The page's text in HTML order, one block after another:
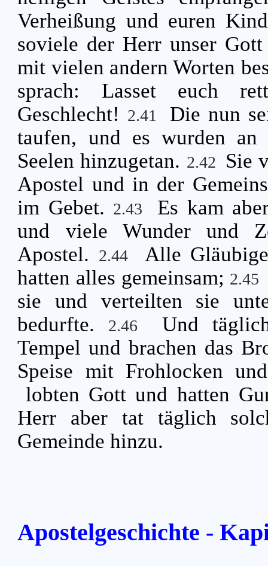
Verheißung und euren
soviele der Herr unser
mit vielen andern Worten
sprach: Lasset euch
Geschlecht! 2.41
Die nun
taufen, und es wurden an
Seelen hinzugetan. 2.42
Sie
Apostel und in der
im Gebet. 2.43
Es kam
und viele Wunder und
Apostel.
2.44
Alle
hatten alles gemeinsam; 2.45
sie und verteilten sie
bedurfte.
2.46
Und
Tempel und brachen das
Speise mit Frohlocken
lobten Gott und hatten
Herr aber tat täglich
Gemeinde hinzu.
Apostelgeschichte -